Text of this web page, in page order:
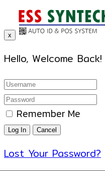
x
Hello, Welcome Back!
Remember Me
Lost Your Password?